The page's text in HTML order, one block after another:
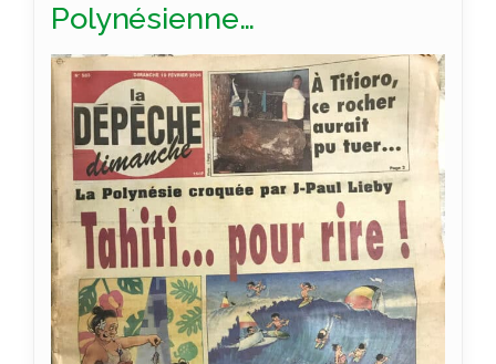
Polynésienne…